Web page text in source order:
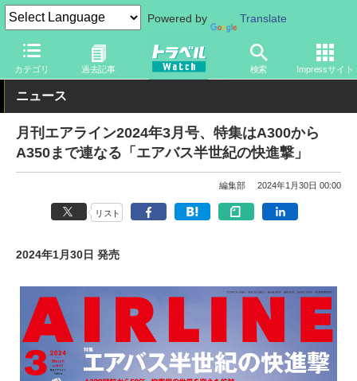
Powered by Translate
カテゴリ 過去記事 検索 Impressサイト
トラベル Watch 旅の情報 書籍・Web
ニュース
月刊エアライン2024年3月号、特集はA300から
A350まで連なる「エアバス半世紀の快進撃」
編集部 2024年1月30日 00:00
リスト
2024年1月30日 発売